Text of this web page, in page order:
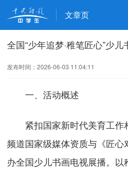
文章页
全国“少年追梦·稚笔匠心”少
发布时间：2026-06-03 11:04:11
一、活动概述
紧扣国家新时代美育工作
频道国家级媒体资质与《匠
办全国少儿书画电视展播。